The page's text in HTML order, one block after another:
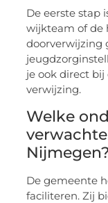
De eerste stap
wijkteam of de
doorverwijzing
je ook direct
verwijzing.
Welke
Nijmegen?
De gemeente
faciliteren. Zij